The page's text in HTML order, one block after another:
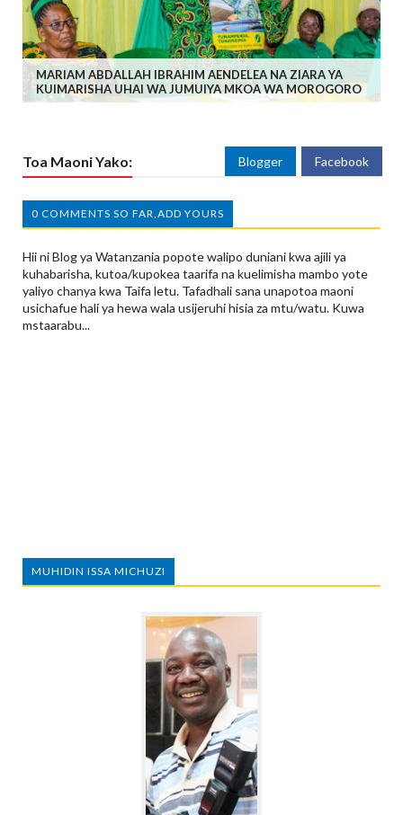
MARIAM ABDALLAH IBRAHIM AENDELEA NA ZIARA YA
KUIMARISHA UHAI WA JUMUIYA MKOA WA MOROGORO
Toa Maoni Yako: Blogger Facebook
0 COMMENTS SO FAR,ADD YOURS
Hii ni Blog ya Watanzania popote walipo duniani kwa ajili ya
kuhabarisha, kutoa/kupokea taarifa na kuelimisha mambo yote
yaliyo chanya kwa Taifa letu. Tafadhali sana unapotoa maoni
usichafue hali ya hewa wala usijeruhi hisia za mtu/watu. Kuwa
mstaarabu...
MUHIDIN ISSA MICHUZI